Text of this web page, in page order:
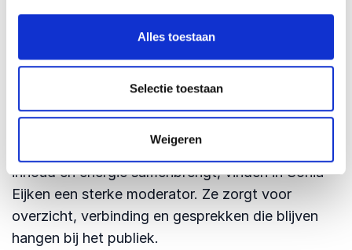
Alles toestaan
Selectie toestaan
Weigeren
communicatieve expertise en oprechte
nieuwsgierigheid weet zij precies die ruimte te
creëren. Daardoor worden events niet alleen goed
georganiseerd, maar ook levendig, interactief en
betekenisvol.
Organisaties die een dagvoorzitter zoeken die
inhoud en energie samenbrengt, vinden in Sonia
Eijken een sterke moderator. Ze zorgt voor
overzicht, verbinding en gesprekken die blijven
hangen bij het publiek.